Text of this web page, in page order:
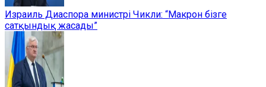
Израиль Диаспора министрі Чикли: “Макрон бізге
сатқындық жасады”